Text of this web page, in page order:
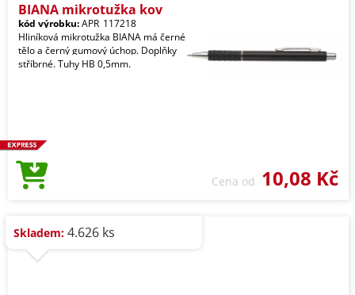
BIANA mikrotužka kov
kód výrobku:APR_117218
Hliníková mikrotužka BIANA má černé
tělo a černý gumový úchop. Doplňky
stříbrné. Tuhy HB 0,5mm.
Cena od 10,08 Kč
Skladem: 4.626 ks